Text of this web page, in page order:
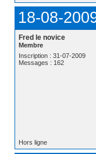
18-08-
Fred le novice
Membre
Inscription : 31-07-2009
Messages : 162
Hors ligne